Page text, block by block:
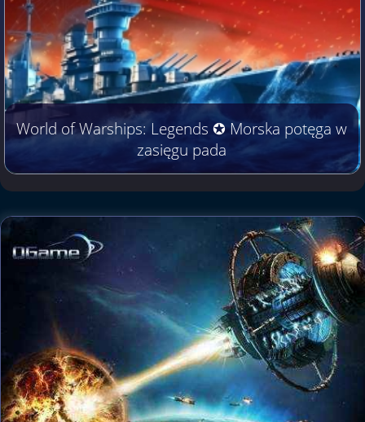
World of Warships: Legends ✪ Morska potęga w
zasięgu pada